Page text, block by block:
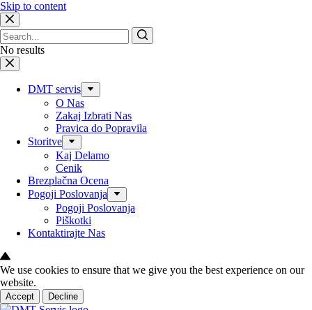
Skip to content
No results
DMT servis
O Nas
Zakaj Izbrati Nas
Pravica do Popravila
Storitve
Kaj Delamo
Cenik
Brezplačna Ocena
Pogoji Poslovanja
Pogoji Poslovanja
Piškotki
Kontaktirajte Nas
We use cookies to ensure that we give you the best experience on our
website.
Accept Decline